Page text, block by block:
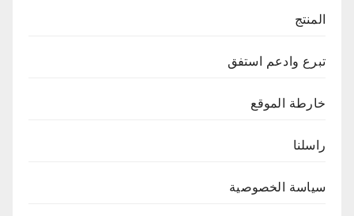
المنتج
تبرع وادعم استفق
خارطة الموقع
راسلنا
سياسة الخصوصية